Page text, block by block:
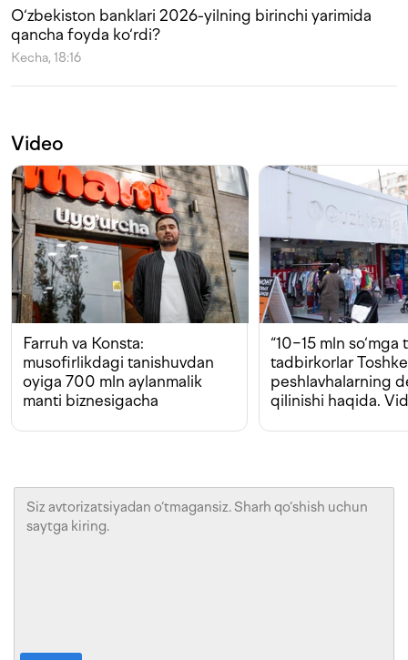
O‘zbekiston banklari 2026-yilning birinchi yarimida
qancha foyda ko‘rdi?
Kecha, 18:16
Video
Farruh va Konsta:
musofirlikdagi tanishuvdan
oyiga 700 mln aylanmalik
manti biznesigacha
“10−15 mln so‘mga
tadbirkorlar
peshlavhalarning
qilinishi haqida.